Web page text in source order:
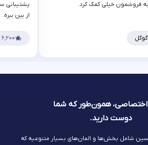
فروشمون خیلی کمک کرد.
پشتیبانی
از بین ببره.
۶,۲۰۰
همون‌طور که شما
دوست دارید.
شامل بخش‌ها و المان‌های بسیار متنوعیه که